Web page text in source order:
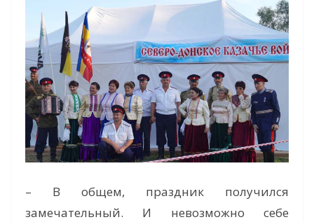
– В общем, праздник получился
замечательный. И невозможно себе